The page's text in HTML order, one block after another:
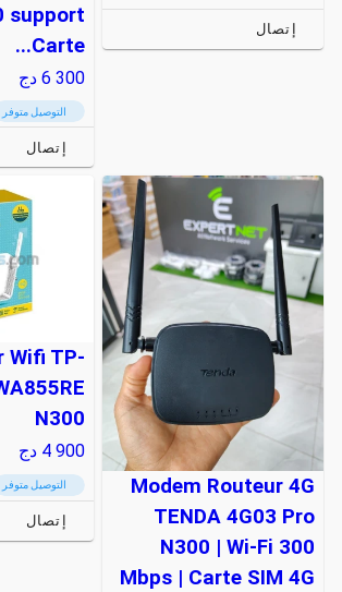
إتصال
support
Carte...
6 300 دج
التوصيل متوفر
إتصال
Modem Routeur 4G
TENDA 4G03 Pro
N300 | Wi-Fi 300
Mbps | Carte SIM 4G
Wifi TP-
N300
4 900 دج
التوصيل متوفر
إتصال